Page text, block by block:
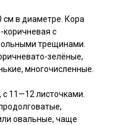
в диаметре. Кора
коричневая с
трещинами.
зелёные,
многочисленные.
11—12 листочками.
овальные, чаще